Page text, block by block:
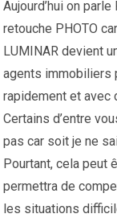
Aujourd’hui on
retouche PHOTO
LUMINAR devient
agents immobiliers
rapidement et avec
Certains d’entre
pas car soit je ne
Pourtant, cela peut
permettra de
les situations